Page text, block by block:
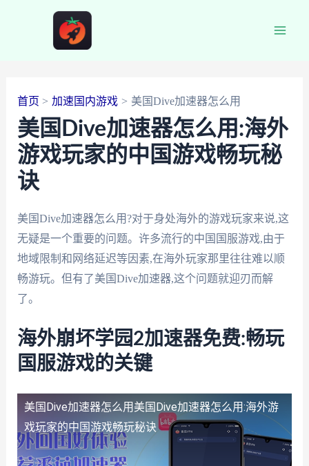
首页 加速国内游戏 美国Dive加速器怎么用
美国Dive加速器怎么用:海外
游戏玩家的中国游戏畅玩秘
诀
美国Dive加速器怎么用?对于身处海外的游戏玩家来说,这
无疑是一个重要的问题。许多流行的中国国服游戏,由于
地域限制和网络延迟等因素,在海外玩家那里往往难以顺
畅游玩。但有了美国Dive加速器,这个问题就迎刃而解
了。
海外崩坏学园2加速器免费:畅玩
国服游戏的关键
美国Dive加速器怎么用 美国Dive加速器怎么用:海外游
戏玩家的中国游戏畅玩秘诀